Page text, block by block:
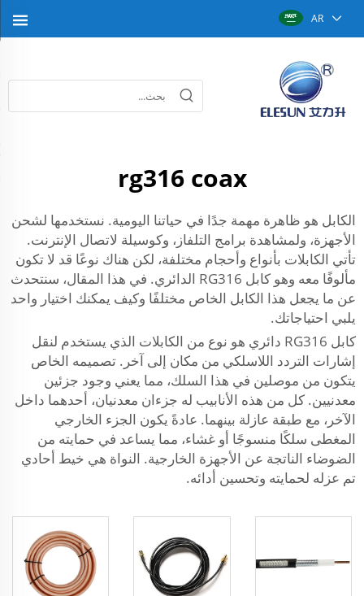
AR
rg316 coax
الكابل هو ظاهرة مهمة جدًا في حياتنا اليومية. نستخدمها لشحن
الأجهزة، ولمشاهدة برامج التلفاز، وكوسيلة لاتصال الإنترنت.
تأتي الكابلات بأنواع وأحجام مختلفة، لكن هناك نوعًا قد لا تكون
مألوفًا معه وهو كابل RG316 الدائري. في هذا المقال، سنتحدث
عن ما يجعل هذا الكابل الخاص مختلفًا وكيف يمكنك اختيار واحد
يلبي احتياجاتك.
كابل RG316 دائري هو نوع من الكابلات الذي يستخدم لنقل
إشارات التردد اللاسلكي من مكان إلى آخر. تصميمه الخاص
يتكون من موصلين في هذا السلك، مما يعني وجود جزئين
معدنيين. كل من هذه الأنابيب له جزءان معدنيان، أحدهما داخل
الآخر، مع طبقة عازلة بينهما. عادةً يكون الجزء الخارجي
المغطى سلكًا منسوجًا أو غشاء، مما يساعد في حمايته من
الضوضاء الناتجة عن الأجهزة الخارجية. النواة هي خيط أحادي
تم عزله لحمايته وتحسين أدائه.